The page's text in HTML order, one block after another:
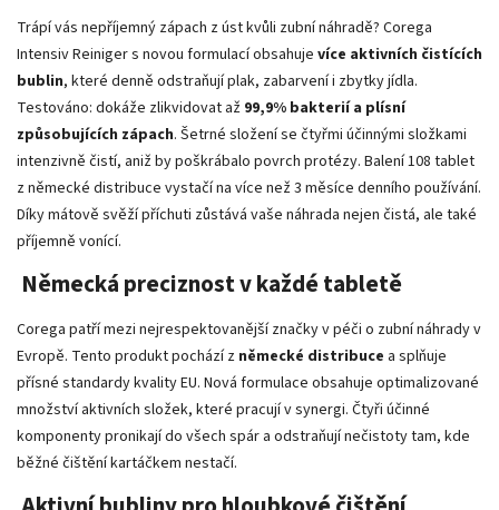
Trápí vás nepříjemný zápach z úst kvůli zubní náhradě? Corega
Intensiv Reiniger s novou formulací obsahuje více aktivních čistících
bublin, které denně odstraňují plak, zabarvení i zbytky jídla.
Testováno: dokáže zlikvidovat až 99,9% bakterií a plísní
způsobujících zápach. Šetrné složení se čtyřmi účinnými složkami
intenzivně čistí, aniž by poškrábalo povrch protézy. Balení 108 tablet
z německé distribuce vystačí na více než 3 měsíce denního používání.
Díky mátově svěží příchuti zůstává vaše náhrada nejen čistá, ale také
příjemně vonící.
Německá preciznost v každé tabletě
Corega patří mezi nejrespektovanější značky v péči o zubní náhrady v
Evropě. Tento produkt pochází z německé distribuce a splňuje
přísné standardy kvality EU. Nová formulace obsahuje optimalizované
množství aktivních složek, které pracují v synergi. Čtyři účinné
komponenty pronikají do všech spár a odstraňují nečistoty tam, kde
běžné čištění kartáčkem nestačí.